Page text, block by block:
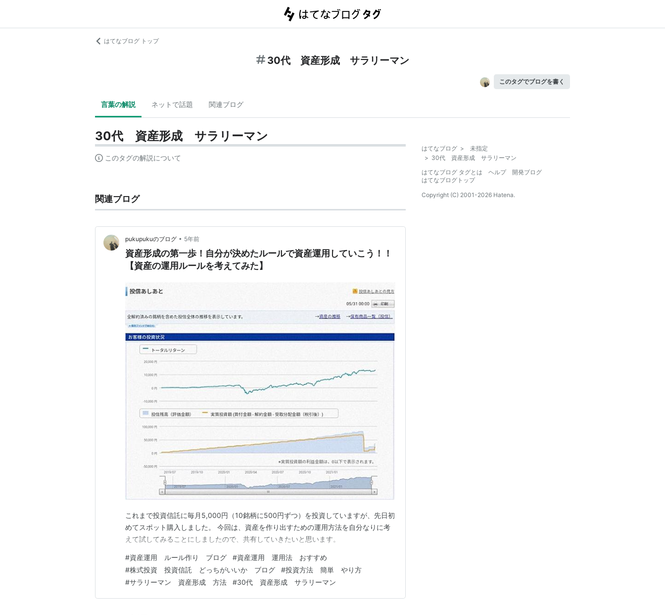
はてなブログ トップ
30代 資産形成 サラリーマン
このタグでブログを書く
言葉の解説 ネットで話題 関連ブログ
30代 資産形成 サラリーマン
このタグの解説について
関連ブログ
pukupukuのブログ • 5年前
資産形成の第一歩！自分が決めたルールで資産運用していこう！！
【資産の運用ルールを考えてみた】
これまで投資信託に毎月5,000円（10銘柄に500円ずつ）を投資していますが、先日初
めてスポット購入しました。 今回は、資産を作り出すための運用方法を自分なりに考
えて試してみることにしましたので、共有していきたいと思います。
#資産運用 ルール作り ブログ #資産運用 運用法 おすすめ
#株式投資 投資信託 どっちがいいか ブログ #投資方法 簡単 やり方
#サラリーマン 資産形成 方法 #30代 資産形成 サラリーマン
はてなブログ >
未指定
> 30代 資産形成 サラリーマン
はてなブログ タグとは
ヘルプ
開発ブログ
はてなブログトップ
Copyright (C) 2001-2026 Hatena.